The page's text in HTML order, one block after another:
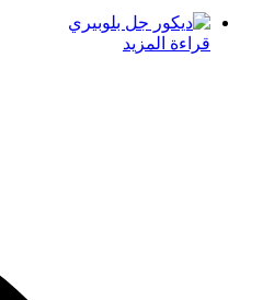
قراءة المزيد